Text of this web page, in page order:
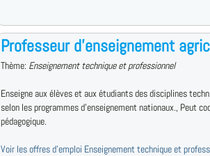
Professeur d'enseignement
Thème: Enseignement technique et professionnel
Enseigne aux élèves et aux étudiants des disciplines
selon les programmes d'enseignement nationaux., Peut
pédagogique.
Voir les offres d'emploi Enseignement technique et